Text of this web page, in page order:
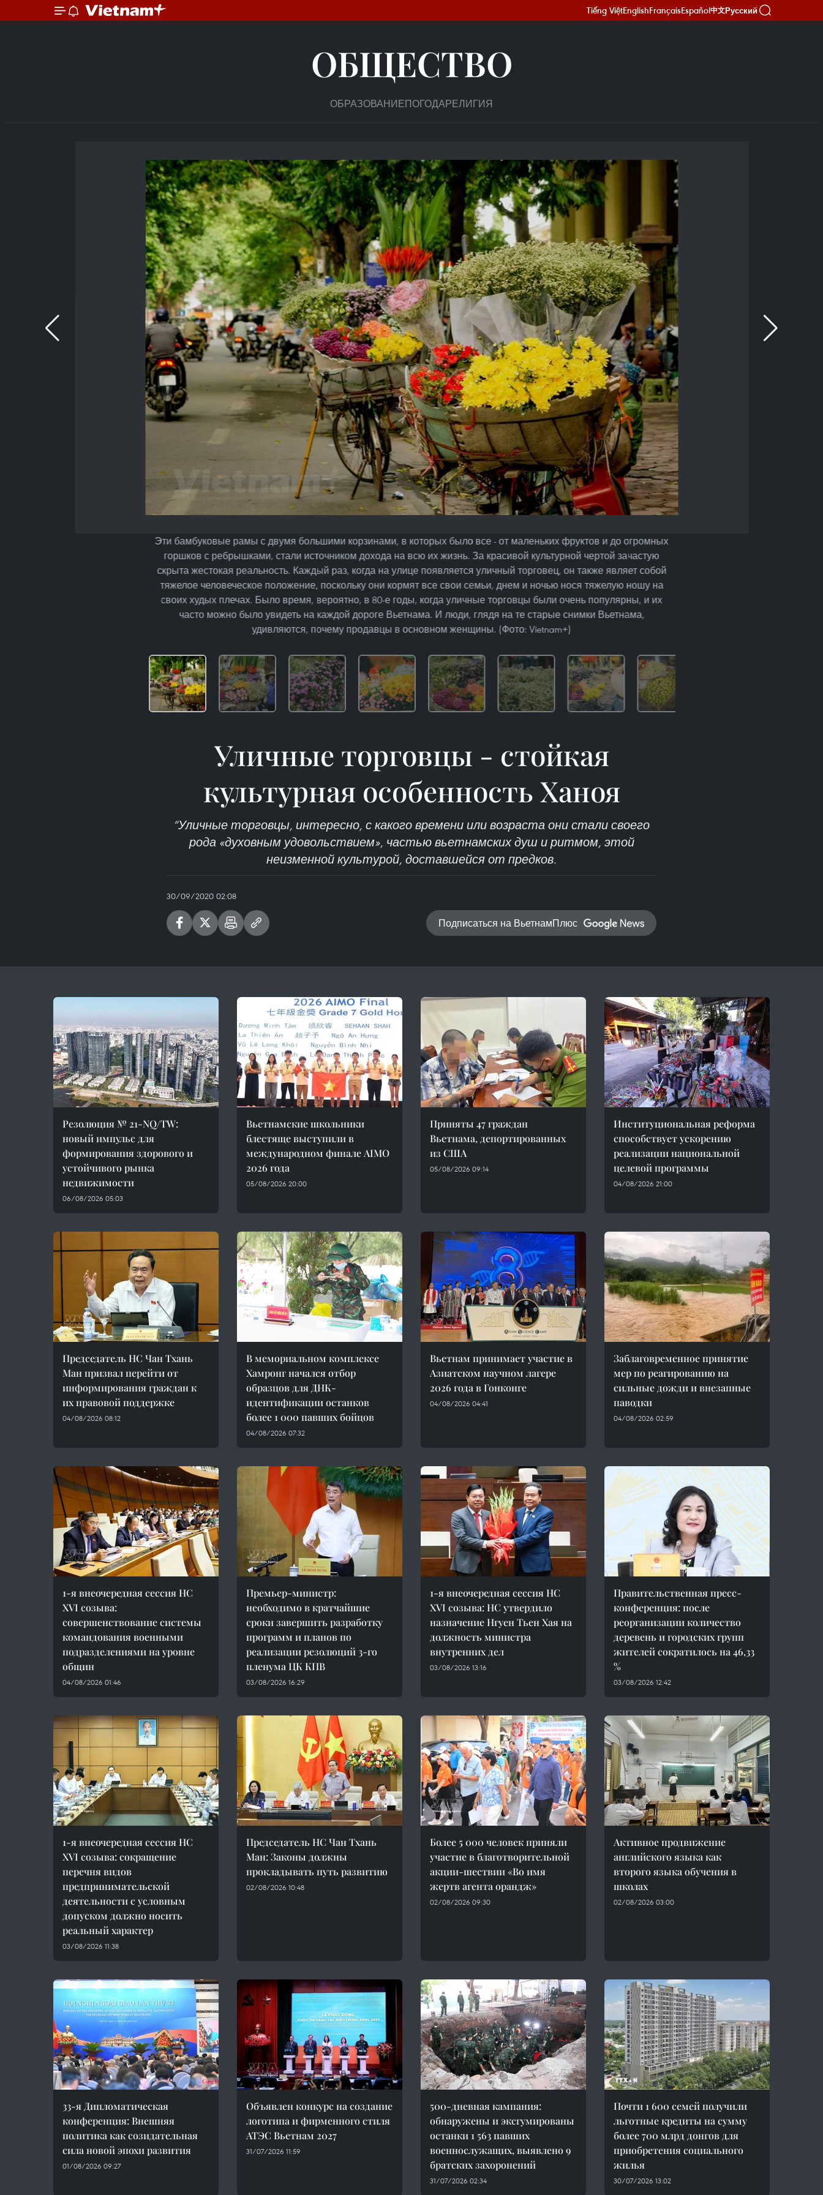
Tiếng ViệtEnglishFrançaisEspañol中文Русский
ОБЩЕСТВО
ОБРАЗОВАНИЕПОГОДАРЕЛИГИЯ
Эти бамбуковые рамы с двумя большими корзинами, в которых было все - от маленьких фруктов и до огромных
горшков с ребрышками, стали источником дохода на всю их жизнь. За красивой культурной чертой зачастую
скрыта жестокая реальность. Каждый раз, когда на улице появляется уличный торговец, он также являет собой
тяжелое человеческое положение, поскольку они кормят все свои семьи, днем и ночью нося тяжелую ношу на
своих худых плечах. Было время, вероятно, в 80-е годы, когда уличные торговцы были очень популярны, и их
часто можно было увидеть на каждой дороге Вьетнама. И люди, глядя на те старые снимки Вьетнама,
удивляются, почему продавцы в основном женщины. (Фото: Vietnam+)
Уличные торговцы - стойкая
культурная особенность Ханоя
“Уличные торговцы, интересно, с какого времени или возраста они стали своего
рода «духовным удовольствием», частью вьетнамских душ и ритмом, этой
неизменной культурой, доставшейся от предков.
30/09/2020 02:08
Подписаться на ВьетнамПлюс
Резолюция № 21-NQ/TW:
новый импульс для
формирования здорового и
устойчивого рынка
недвижимости
06/08/2026 05:03
Вьетнамские школьники
блестяще выступили в
международном финале AIMO
2026 года
05/08/2026 20:00
Приняты 47 граждан
Вьетнама, депортированных
из США
05/08/2026 09:14
Институциональная реформа
способствует ускорению
реализации национальной
целевой программы
04/08/2026 21:00
Председатель НС Чан Тхань
Ман призвал перейти от
информирования граждан к
их правовой поддержке
04/08/2026 08:12
В мемориальном комплексе
Хамронг начался отбор
образцов для ДНК-
идентификации останков
более 1 000 павших бойцов
04/08/2026 07:32
Вьетнам принимает участие в
Азиатском научном лагере
2026 года в Гонконге
04/08/2026 04:41
Заблаговременное принятие
мер по реагированию на
сильные дожди и внезапные
паводки
04/08/2026 02:59
1-я внеочередная сессия НС
XVI созыва:
совершенствование системы
командования военными
подразделениями на уровне
общин
04/08/2026 01:46
Премьер-министр:
необходимо в кратчайшие
сроки завершить разработку
программ и планов по
реализации резолюций 3-го
пленума ЦК КПВ
03/08/2026 16:29
1-я внеочередная сессия НС
XVI созыва: НС утвердило
назначение Нгуен Тьен Хая на
должность министра
внутренних дел
03/08/2026 13:16
Правительственная пресс-
конференция: после
реорганизации количество
деревень и городских групп
жителей сократилось на 46,33
%
03/08/2026 12:42
1-я внеочередная сессия НС
XVI созыва: сокращение
перечня видов
предпринимательской
деятельности с условным
допуском должно носить
реальный характер
03/08/2026 11:38
Председатель НС Чан Тхань
Ман: Законы должны
прокладывать путь развитию
02/08/2026 10:48
Более 5 000 человек приняли
участие в благотворительной
акции-шествии «Во имя
жертв агента орандж»
02/08/2026 09:30
Активное продвижение
английского языка как
второго языка обучения в
школах
02/08/2026 03:00
33-я Дипломатическая
конференция: Внешняя
политика как созидательная
сила новой эпохи развития
01/08/2026 09:27
Объявлен конкурс на создание
логотипа и фирменного стиля
АТЭС Вьетнам 2027
31/07/2026 11:59
500-дневная кампания:
обнаружены и эксгумированы
останки 1 563 павших
военнослужащих, выявлено 9
братских захоронений
31/07/2026 02:34
Почти 1 600 семей получили
льготные кредиты на сумму
более 700 млрд донгов для
приобретения социального
жилья
30/07/2026 13:02